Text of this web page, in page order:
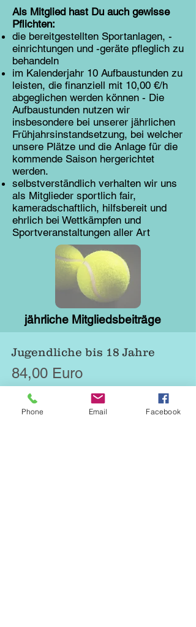
Als Mitglied hast Du auch gewisse
Pflichten:
die bereitgestellten Sportanlagen, -
einrichtungen und -geräte pfleglich zu
behandeln
im Kalenderjahr 10 Aufbaustunden zu
leisten, die finanziell mit 10,00 €/h
abgeglichen werden können - Die
Aufbaustunden nutzen wir
insbesondere bei unserer jährlichen
Frühjahrsinstandsetzung, bei welcher
unsere Plätze und die Anlage für die
kommende Saison hergerichtet
werden.
selbstverständlich verhalten wir uns
als Mitglieder sportlich fair,
kameradschaftlich, hilfsbereit und
ehrlich bei Wettkämpfen und
Sportveranstaltungen aller Art
jährliche Mitgliedsbeiträge
Jugendliche bis 18 Jahre
84,00 Euro
Phone Email Facebook